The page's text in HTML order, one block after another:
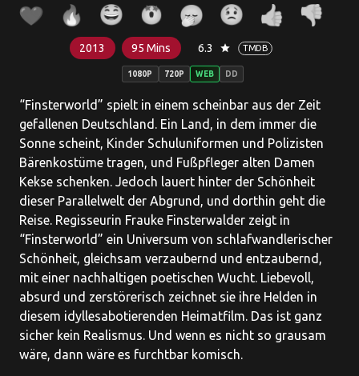
2013 95 Mins 6.3 star TMDB
1080P 720P WEB DD
“Finsterworld” spielt in einem scheinbar aus der Zeit
gefallenen Deutschland. Ein Land, in dem immer die
Sonne scheint, Kinder Schuluniformen und Polizisten
Bärenkostüme tragen, und Fußpfleger alten Damen
Kekse schenken. Jedoch lauert hinter der Schönheit
dieser Parallelwelt der Abgrund, und dorthin geht die
Reise. Regisseurin Frauke Finsterwalder zeigt in
“Finsterworld” ein Universum von schlafwandlerischer
Schönheit, gleichsam verzaubernd und entzaubernd,
mit einer nachhaltigen poetischen Wucht. Liebevoll,
absurd und zerstörerisch zeichnet sie ihre Helden in
diesem idyllesabotierenden Heimatfilm. Das ist ganz
sicher kein Realismus. Und wenn es nicht so grausam
wäre, dann wäre es furchtbar komisch.